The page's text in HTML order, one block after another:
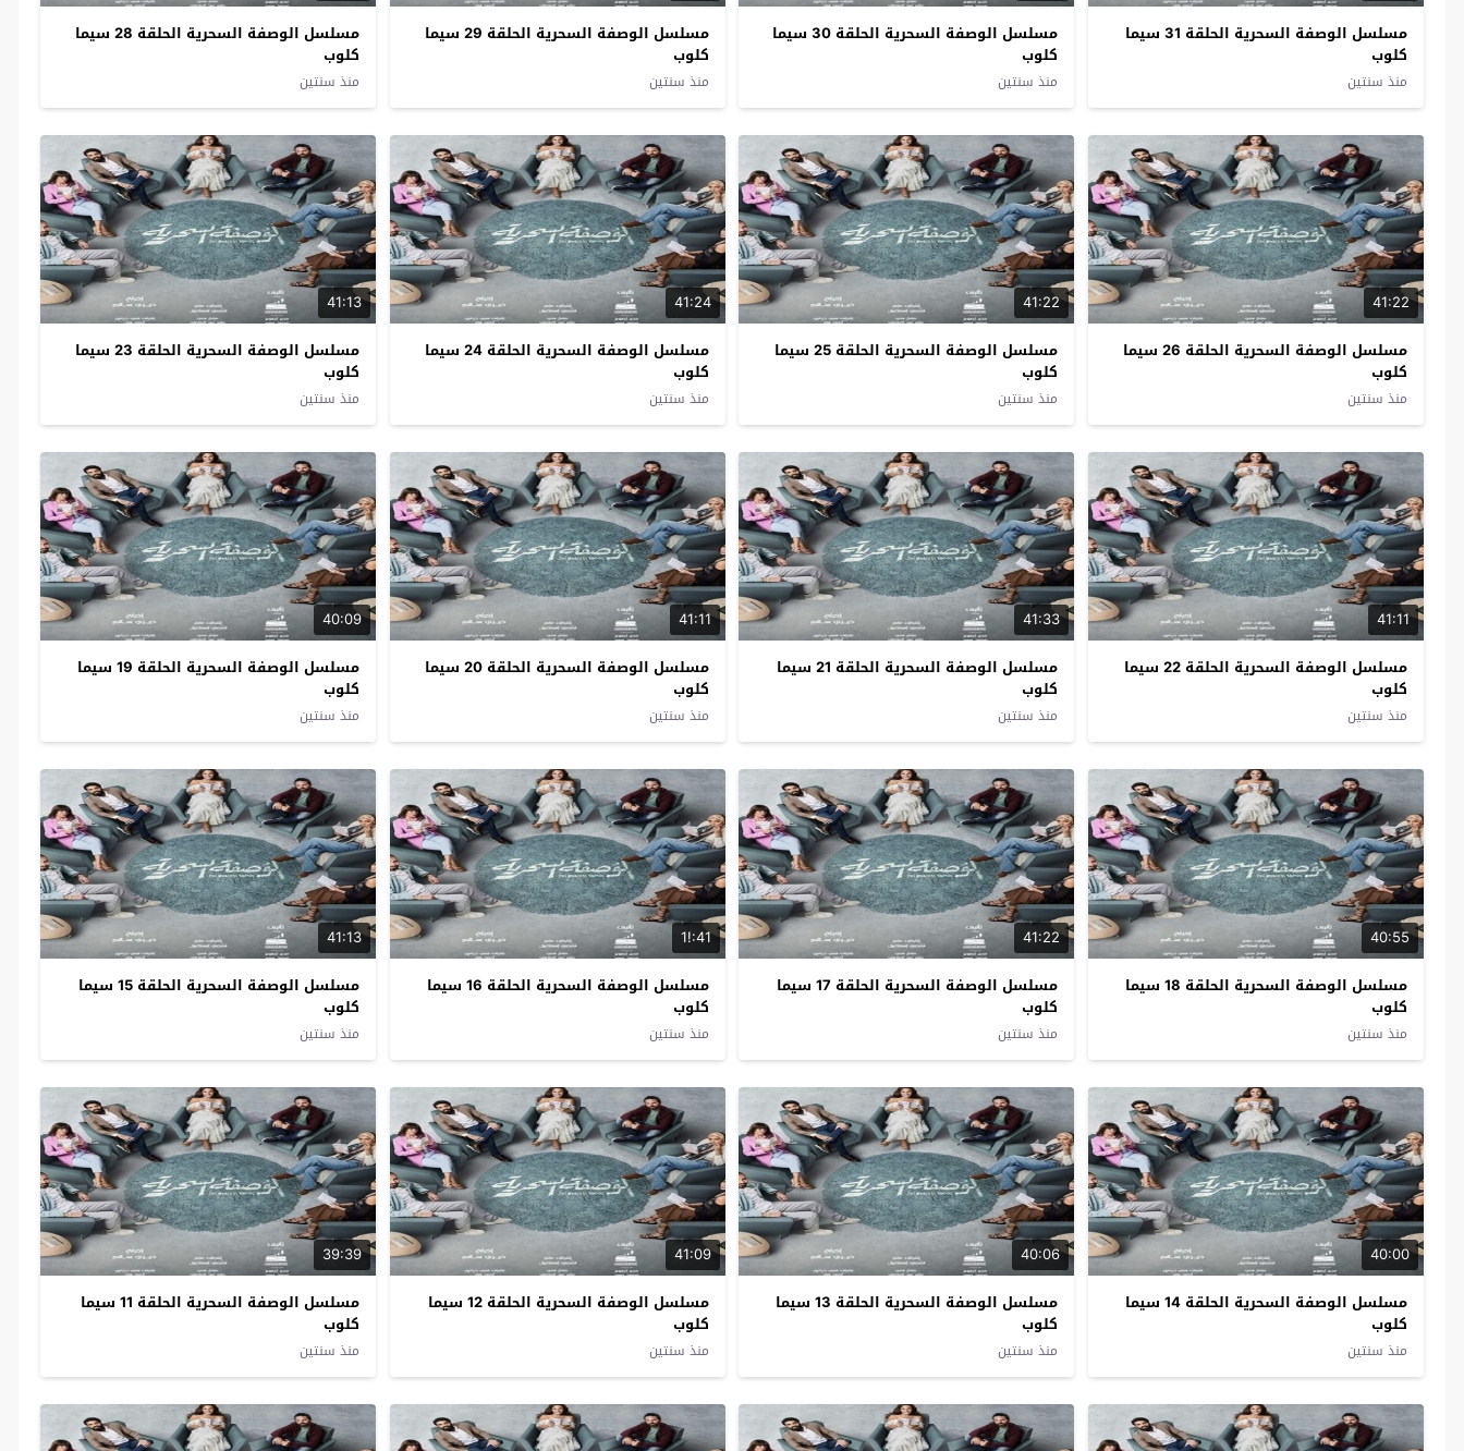
مسلسل الوصفة السحرية الحلقة 31 سيما
كلوب
منذ سنتين
مسلسل الوصفة السحرية الحلقة 30 سيما
كلوب
منذ سنتين
مسلسل الوصفة السحرية الحلقة 29 سيما
كلوب
منذ سنتين
مسلسل الوصفة السحرية الحلقة 28 سيما
كلوب
منذ سنتين
41:22
مسلسل الوصفة السحرية الحلقة 26 سيما
كلوب
منذ سنتين
41:22
مسلسل الوصفة السحرية الحلقة 25 سيما
كلوب
منذ سنتين
41:24
مسلسل الوصفة السحرية الحلقة 24 سيما
كلوب
منذ سنتين
41:13
مسلسل الوصفة السحرية الحلقة 23 سيما
كلوب
منذ سنتين
41:11
مسلسل الوصفة السحرية الحلقة 22 سيما
كلوب
منذ سنتين
41:33
مسلسل الوصفة السحرية الحلقة 21 سيما
كلوب
منذ سنتين
41:11
مسلسل الوصفة السحرية الحلقة 20 سيما
كلوب
منذ سنتين
40:09
مسلسل الوصفة السحرية الحلقة 19 سيما
كلوب
منذ سنتين
40:55
مسلسل الوصفة السحرية الحلقة 18 سيما
كلوب
منذ سنتين
41:22
مسلسل الوصفة السحرية الحلقة 17 سيما
كلوب
منذ سنتين
41:!1
مسلسل الوصفة السحرية الحلقة 16 سيما
كلوب
منذ سنتين
41:13
مسلسل الوصفة السحرية الحلقة 15 سيما
كلوب
منذ سنتين
40:00
مسلسل الوصفة السحرية الحلقة 14 سيما
كلوب
منذ سنتين
40:06
مسلسل الوصفة السحرية الحلقة 13 سيما
كلوب
منذ سنتين
41:09
مسلسل الوصفة السحرية الحلقة 12 سيما
كلوب
منذ سنتين
39:39
مسلسل الوصفة السحرية الحلقة 11 سيما
كلوب
منذ سنتين